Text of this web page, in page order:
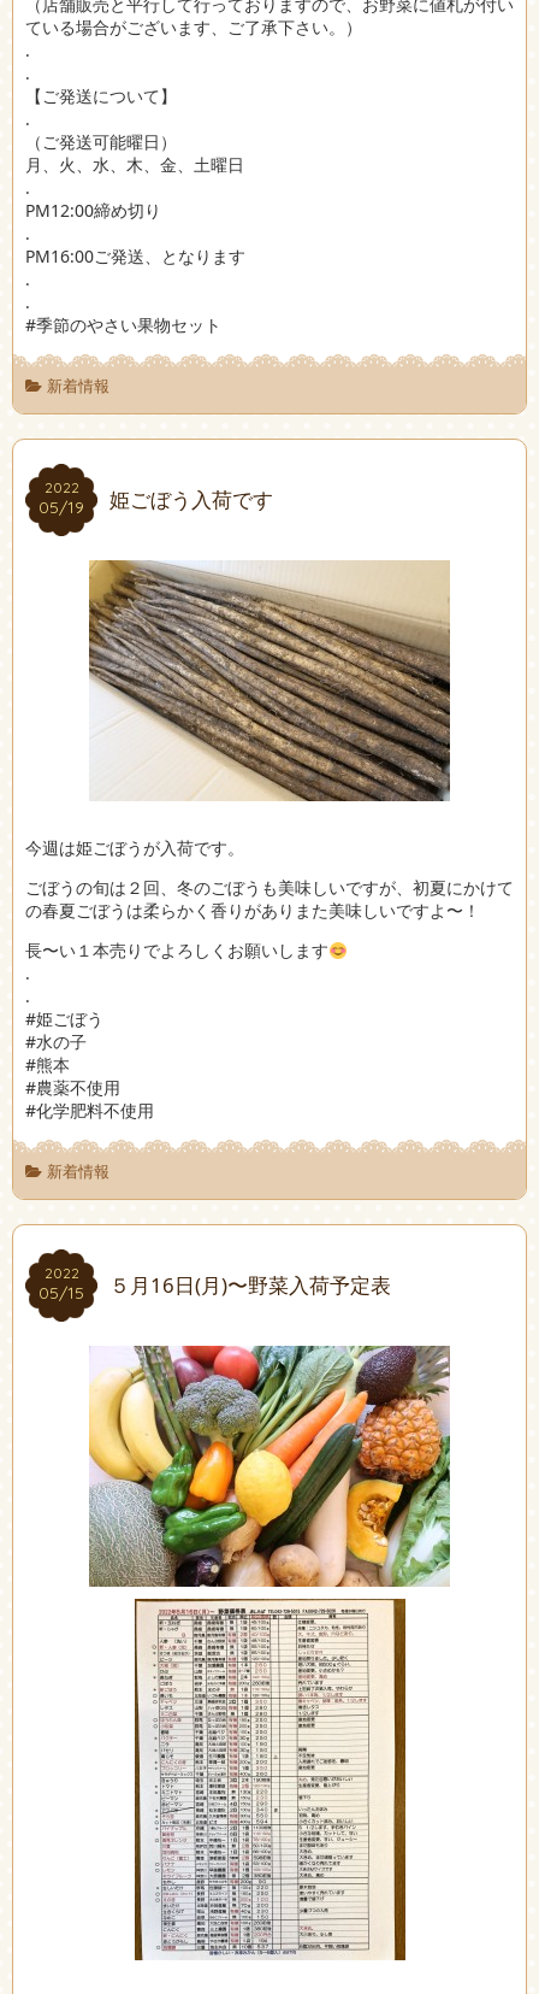
（店舗販売と平行して行っておりますので、お野菜に値札が付い
ている場合がございます、ご了承下さい。）
.
.
【ご発送について】
.
（ご発送可能曜日）
月、火、水、木、金、土曜日
.
PM12:00締め切り
.
PM16:00ご発送、となります
.
.
#季節のやさい果物セット
新着情報
2022
05/19
2022
05/19 姫ごぼう入荷です
今週は姫ごぼうが入荷です。
ごぼうの旬は２回、冬のごぼうも美味しいですが、初夏にかけて
の春夏ごぼうは柔らかく香りがありまた美味しいですよ〜！
長〜い１本売りでよろしくお願いします
.
.
#姫ごぼう
#水の子
#熊本
#農薬不使用
#化学肥料不使用
新着情報
2022
05/15
2022
05/15 ５月16日(月)〜野菜入荷予定表